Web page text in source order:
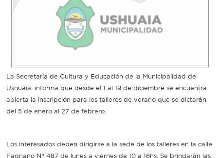
Boleto
estudiantil
Recorrido
colectivos
SUBE
La Secretaría de Cultura y Educación de la Municipalidad de
Ushuaia, informa que desde el 1 al 19 de diciembre se encuentra
abierta la inscripción para los talleres de verano que se dictarán
del 5 de enero al 27 de febrero.
Los interesados deben dirigirse a la sede de los talleres en la calle
Fagnano N° 487 de lunes a viernes de 10 a 16hs. Se brindarán las